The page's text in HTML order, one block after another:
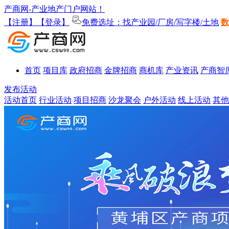
产商网-产业地产门户网站！
【注册】
【登录】 免费选址：找产业园/厂房/写字楼/土地
首页 项目库 政府招商 金牌招商 商机库 产业资讯 产商智
发布活动
活动首页 行业活动 项目招商 沙龙聚会 户外活动 线上活动 其他